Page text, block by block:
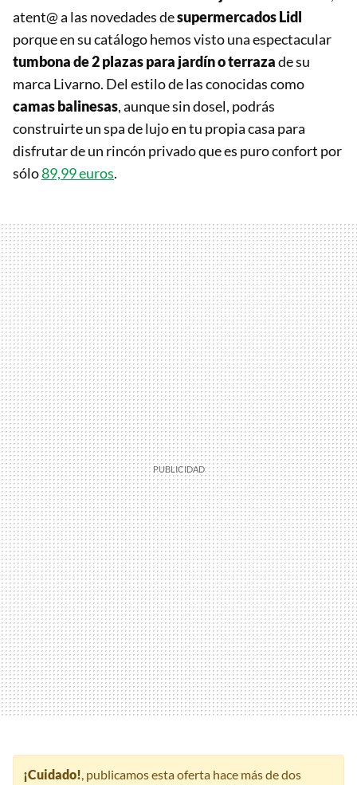
atent@ a las novedades desupermercados Lidl
porque en su catálogo hemos visto una espectacular
tumbona de 2 plazas para jardín o terrazade su
marca Livarno. Del estilo de las conocidas como
camas balinesas, aunque sin dosel, podrás
construirte un spa de lujo en tu propia casa para
disfrutar de un rincón privado que es puro confort por
sólo89,99 euros.
¡Cuidado!, publicamos esta oferta hace más de dos